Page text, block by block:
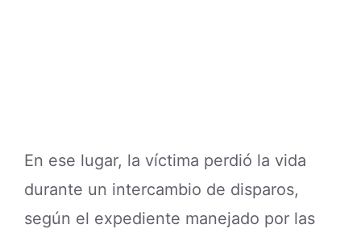
En ese lugar, la víctima perdió la vida
durante un intercambio de disparos,
según el expediente manejado por las